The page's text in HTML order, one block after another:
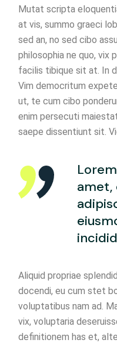
Mutat scripta
at vis, summo graeci
sed an, no sed cibo
philosophia ne quo, vix
facilis tibique sit at. In
Vim democritum
ut, te cum cibo
enim persecuti
saepe dissentiunt sit.
amet,
Aliquid propriae
docendi, eu cum stet
voluptatibus nam ad.
vix, voluptaria
definitionem has et,